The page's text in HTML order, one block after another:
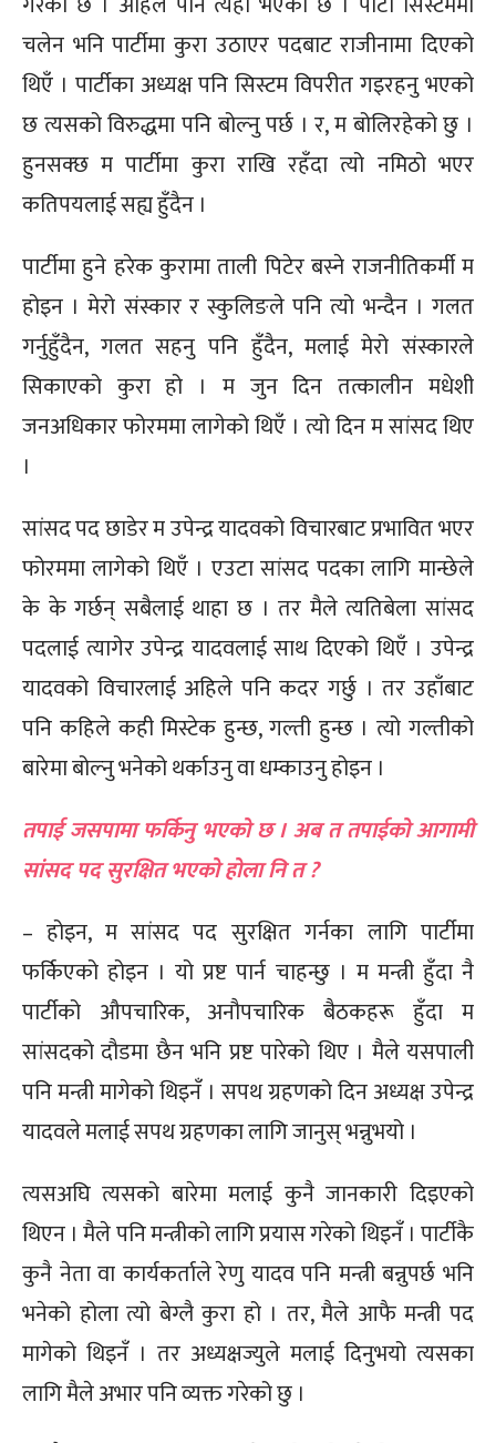
चलेन भनि पार्टीमा कुरा उठाएर पदबाट राजीनामा दिएको
थिएँ । पार्टीका अध्यक्ष पनि सिस्टम विपरीत गइरहनु भएको
छ त्यसको विरुद्धमा पनि बोल्नु पर्छ । र, म बोलिरहेको छु ।
हुनसक्छ म पार्टीमा कुरा राखि रहँदा त्यो नमिठो भएर
कतिपयलाई सह्य हुँदैन ।
पार्टीमा हुने हरेक कुरामा ताली पिटेर बस्ने राजनीतिकर्मी म
होइन । मेरो संस्कार र स्कुलिङले पनि त्यो भन्दैन । गलत
गर्नुहुँदैन, गलत सहनु पनि हुँदैन, मलाई मेरो संस्कारले
सिकाएको कुरा हो । म जुन दिन तत्कालीन मधेशी
जनअधिकार फोरममा लागेको थिएँ । त्यो दिन म सांसद थिए
।
सांसद पद छाडेर म उपेन्द्र यादवको विचारबाट प्रभावित भएर
फोरममा लागेको थिएँ । एउटा सांसद पदका लागि मान्छेले
के के गर्छन् सबैलाई थाहा छ । तर मैले त्यतिबेला सांसद​
पदलाई त्यागेर उपेन्द्र यादवलाई साथ दिएको थिएँ । उपेन्द्र
यादवको विचारलाई अहिले पनि कदर गर्छु । तर उहाँबाट
पनि कहिले कही मिस्टेक हुन्छ, गल्ती हुन्छ । त्यो गल्तीको
बारेमा बोल्नु भनेको थर्काउनु वा धम्काउनु होइन ।
तपाई जसपामा फर्किनु भएको छ । अब त तपाईको आगामी
सांसद पद सुरक्षित भएको होला नि त ?
– होइन, म सांसद पद सुरक्षित गर्नका लागि पार्टीमा
फर्किएको होइन । यो प्रष्ट पार्न चाहन्छु । म मन्त्री हुँदा नै
पार्टीको औपचारिक, अनौपचारिक बैठकहरू हुँदा म
सांसदको दौडमा छैन भनि प्रष्ट पारेको थिए । मैले यसपाली
पनि मन्त्री मागेको थिइनँ । सपथ ग्रहणको दिन अध्यक्ष उपेन्द्र
यादवले मलाई सपथ ग्रहणका लागि जानुस् भन्नुभयो ।
त्यसअघि त्यसको बारेमा मलाई कुनै जानकारी दिइएको
थिएन । मैले पनि मन्त्रीको लागि प्रयास गरेको थिइनँ । पार्टीकै
कुनै नेता वा कार्यकर्ताले रेणु यादव पनि मन्त्री बन्नुपर्छ भनि
भनेको होला त्यो बेग्लै कुरा हो । तर, मैले आफै मन्त्री पद
मागेको थिइनँ । तर अध्यक्षज्युले मलाई दिनुभयो त्यसका
लागि मैले अभार पनि व्यक्त गरेको छु ।